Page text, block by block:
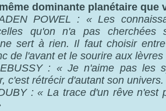
dominante planétaire que
POWEL : « Les
qu'on n'a pas
sert à rien. Il faut choisir
de l'avant et le sourire aux lèvres
: « Je n'aime pas les
c'est rétrécir d'autant son univers.
: « La trace d'un rêve n'est